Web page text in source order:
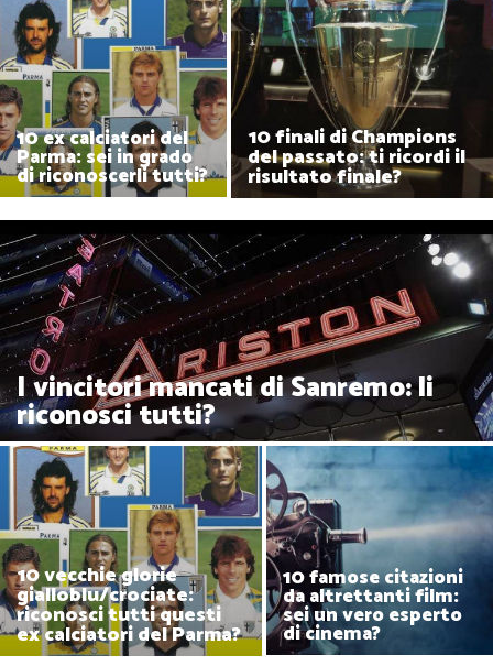
10 ex calciatori del
Parma: sei in grado
di riconoscerli tutti?
10 finali di Champions
del passato: ti ricordi il
risultato finale?
I vincitori mancati di Sanremo: li
riconosci tutti?
10 vecchie glorie
gialloblu/crociate:
riconosci tutti questi
ex calciatori del Parma?
10 famose citazioni
da altrettanti film:
sei un vero esperto
di cinema?